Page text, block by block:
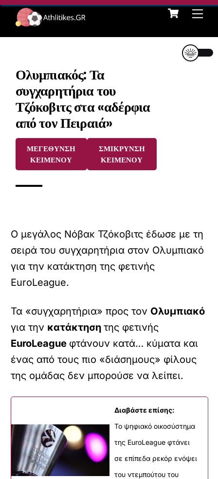
Skip
content
Cart
Ολυμπιακός: Τα
συγχαρητήρια του
Τζόκοβιτς στα «αδέρφια
από τον Πειραιά»
ΜΕΓΕΘΥΝΣΗ
ΚΕΙΜΕΝΟΥ
ΣΜΙΚΡΥΝΣΗ
ΚΕΙΜΕΝΟΥ
Ο μεγάλος Νόβακ Τζόκοβιτς έδωσε με τη
σειρά του συγχαρητήρια στον Ολυμπιακό
για την κατάκτηση της φετινής
EuroLeague.
Τα «συγχαρητήρια» προς τον Ολυμπιακό
για την κατάκτησητης φετινής
EuroLeague φτάνουν κατά… κύματα και
ένας από τους πιο «διάσημους» φίλους
της ομάδας δεν μπορούσε να λείπει.
Διαβάστε επίσης:
Το ψηφιακό οικοσύστημα
της EuroLeague φτάνει
σε επίπεδα ρεκόρ ενόψει
του ντεμπούτου του